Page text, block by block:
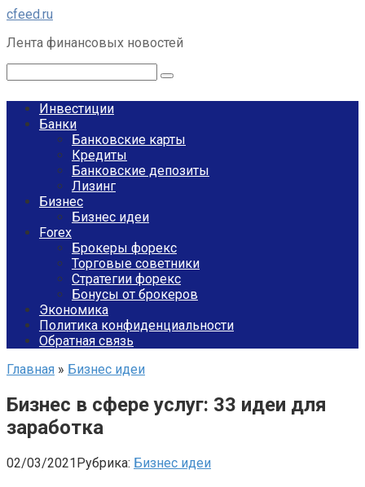
Перейти
контенту
cfeed.ru
Лента финансовых новостей
Инвестиции
Банки
Банковские карты
Кредиты
Банковские депозиты
Лизинг
Бизнес
Бизнес идеи
Forex
Брокеры форекс
Торговые советники
Стратегии форекс
Бонусы от брокеров
Экономика
Политика конфиденциальности
Обратная связь
Главная » Бизнес идеи
Бизнес в сфере услуг: 33 идеи для
заработка
02/03/2021Рубрика: Бизнес идеи